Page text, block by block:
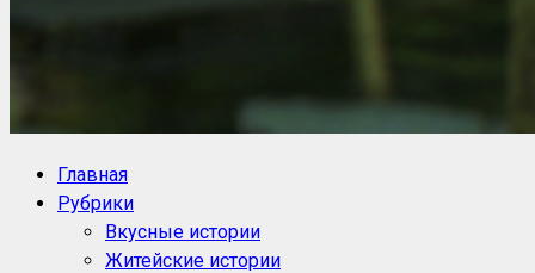
Блог историй NoorySan
Главная
Рубрики
Вкусные истории
Житейские истории